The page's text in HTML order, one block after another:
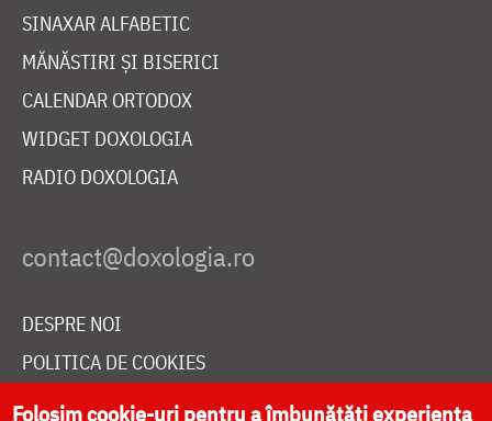
SINAXAR ALFABETIC
MĂNĂSTIRI ȘI BISERICI
CALENDAR ORTODOX
WIDGET DOXOLOGIA
RADIO DOXOLOGIA
DESPRE NOI
POLITICA DE COOKIES
DONEAZĂ ONLINE PENTRU CATEDRALA NAȚIONALĂ
Folosim cookie-uri pentru a îmbunătăți experiența